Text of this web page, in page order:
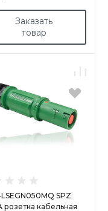
Заказать
товар
SPZ
розетка кабельная